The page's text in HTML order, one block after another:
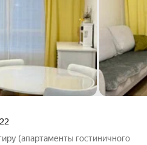
(апартаменты гостиничного